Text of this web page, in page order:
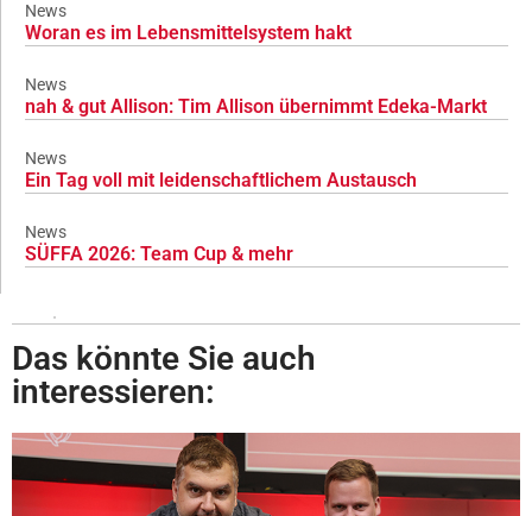
News
Woran es im Lebensmittelsystem hakt
News
nah & gut Allison: Tim Allison übernimmt Edeka-Markt
News
Ein Tag voll mit leidenschaftlichem Austausch
News
SÜFFA 2026: Team Cup & mehr
Das könnte Sie auch
interessieren: